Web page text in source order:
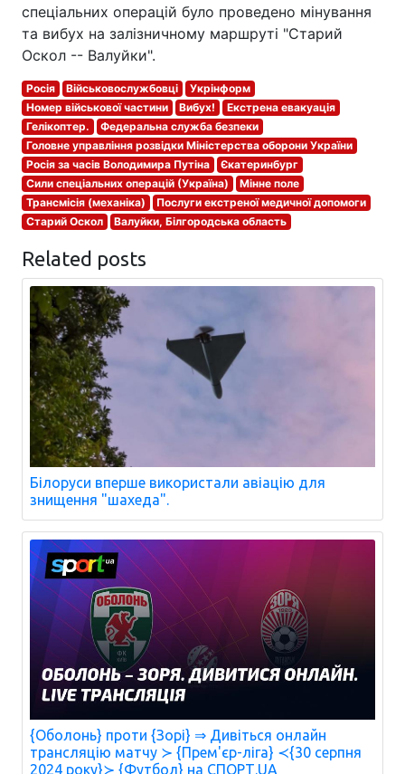
спеціальних операцій було проведено мінування
та вибух на залізничному маршруті "Старий
Оскол -- Валуйки".
Росія Військовослужбовці
Укрінформ
Номер військової частини
Вибух!
Екстрена евакуація
Гелікоптер.
Федеральна служба безпеки
Головне управління розвідки Міністерства оборони України
Росія за часів Володимира Путіна
Єкатеринбург
Сили спеціальних операцій (Україна)
Мінне поле
Трансмісія (механіка)
Послуги екстреної медичної допомоги
Старий Оскол
Валуйки, Білгородська область
Related posts
Білоруси вперше використали авіацію для
знищення "шахеда".
{Оболонь} проти {Зорі} ⇒ Дивіться онлайн
трансляцію матчу ≻ {Прем'єр-ліга} ≺{30 серпня
2024 року}≻ {Футбол} на СПОРТ.UA